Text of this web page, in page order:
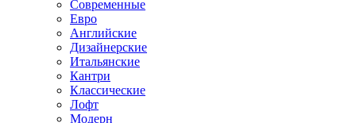
Современные
Евро
Английские
Дизайнерские
Итальянские
Кантри
Классические
Лофт
Модерн